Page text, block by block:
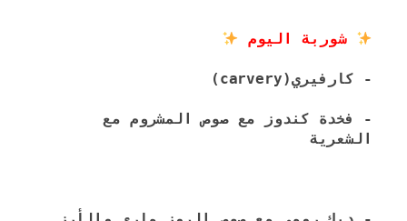
شوربة اليوم
- كارفيري(carvery)
الشعرية